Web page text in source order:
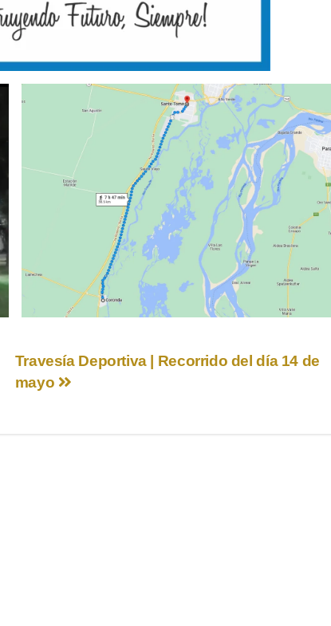
Travesía Deportiva | Recorrido del día 14 de
mayo